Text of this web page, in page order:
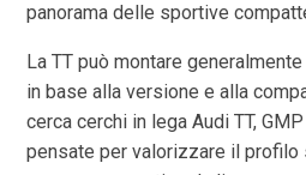
panorama delle sportive
La TT può montare
in base alla versione e alla
cerca cerchi in lega Audi TT,
pensate per valorizzare il